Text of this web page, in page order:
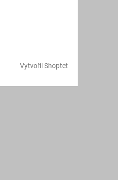
Vytvořil Shoptet